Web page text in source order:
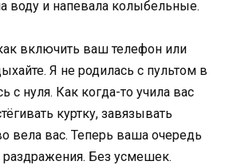
воду и напевала колыбельные.
включить ваш телефон или
Я не родилась с пультом в
с нуля. Как когда-то учила вас
куртку, завязывать
вела вас. Теперь ваша очередь
Без усмешек.